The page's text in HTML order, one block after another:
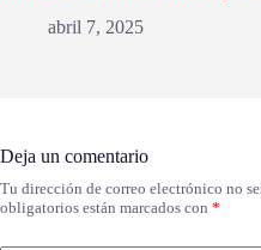
abril 7, 2025
Deja un comentario
Tu dirección de correo electrónico no
obligatorios están marcados con *